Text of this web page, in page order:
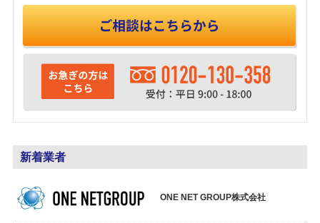
新着業者
ONE NET GROUP株式会社